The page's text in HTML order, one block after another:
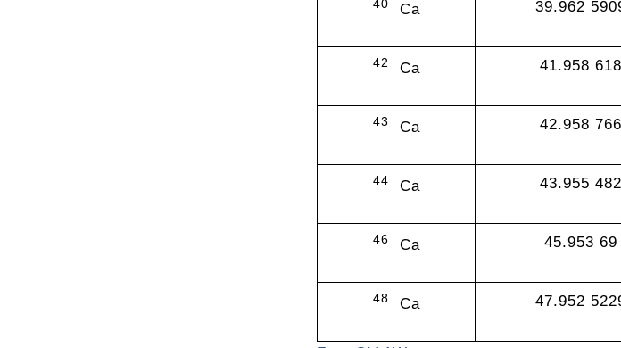
40 Ca 39.962
42 Ca 41.958
43 Ca 42.958
44 Ca 43.955
46 Ca 45.953 69
48 Ca 47.952